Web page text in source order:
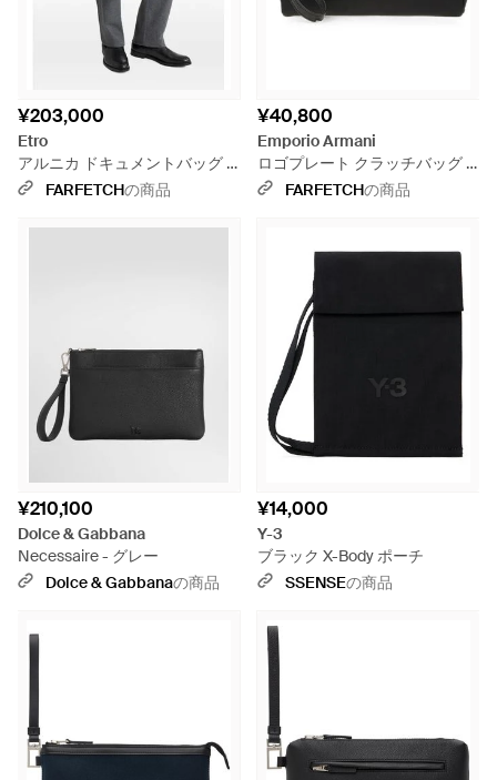
¥203,000
Etro
アルニカ ドキュメントバッグ -
ブラックFARFETCHの商品
¥40,800
Emporio Armani
ロゴプレート クラッチバッグ -
ブラックFARFETCHの商品
¥210,100
Dolce & Gabbana
Necessaire - グレー
Dolce & Gabbanaの商品
¥14,000
Y-3
ブラック X-Body ポーチ
SSENSEの商品